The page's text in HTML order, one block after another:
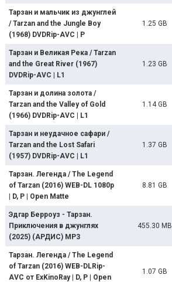
Тарзан и мальчик из джунглей
/ Tarzan and the Jungle Boy
(1968) DVDRip-AVC | P
1.25 GB
Тарзан и Великая Река / Tarzan
and the Great River (1967)
DVDRip-AVC | L1
1.23 GB
Тарзан и долина золота /
Tarzan and the Valley of Gold
(1966) DVDRip-AVC | L1
1.14 GB
Тарзан и неудачное сафари /
Tarzan and the Lost Safari
(1957) DVDRip-AVC | L1
1.37 GB
Тарзан. Легенда / The Legend
of Tarzan (2016) WEB-DL 1080p
| D, P | Open Matte
8.81 GB
Эдгар Берроуз - Тарзан.
Приключения в джунглях
(2025) (АРДИС) МР3
455.30 MB
Тарзан. Легенда / The Legend
of Tarzan (2016) WEB-DLRip-
AVC от ExKinoRay | D, P | Open
1.07 GB